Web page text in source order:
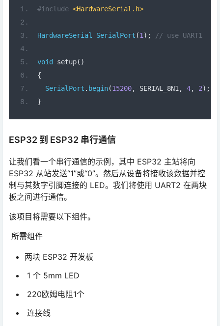
#include <HardwareSerial.h>
HardwareSerial SerialPort (1 ); // use UART1
void setup()
{
SerialPort . begin(15200, SERIAL_8N1 , 4, 2);
}
ESP32 到 ESP32 串行通信
让我们看一个串行通信的示例，其中 ESP32 主站将向
ESP32 从站发送“1”或“0”。然后从设备将接收该数据并控
制与其数字引脚连接的 LED。我们将使用 UART2 在两块
板之间进行通信。
该项目将需要以下组件。
所需组件
两块 ESP32 开发板
1 个 5mm LED
220欧姆电阻1个
连接线